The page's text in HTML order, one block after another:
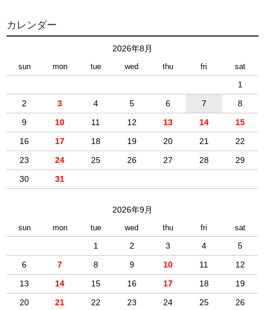
カレンダー
2026年8月
sun mon tue wed thu fri sat
1
2
3 4 5 6 7
8
9
10 11 12 13 14
15
16
17 18 19 20 21
22
23
24 25 26 27 28
29
30
31
2026年9月
sun mon tue wed thu fri sat
1 2 3 4
5
6
7 8 9 10 11
12
13
14 15 16 17 18
19
20
21 22 23 24 25 26